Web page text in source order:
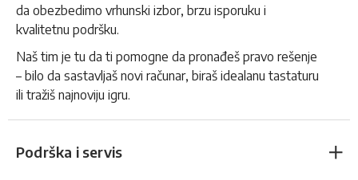
da obezbedimo vrhunski izbor, brzu isporuku i
kvalitetnu podršku.
Naš tim je tu da ti pomogne da pronađeš pravo rešenje
– bilo da sastavljaš novi računar, biraš idealanu tastaturu
ili tražiš najnoviju igru.
Podrška i servis